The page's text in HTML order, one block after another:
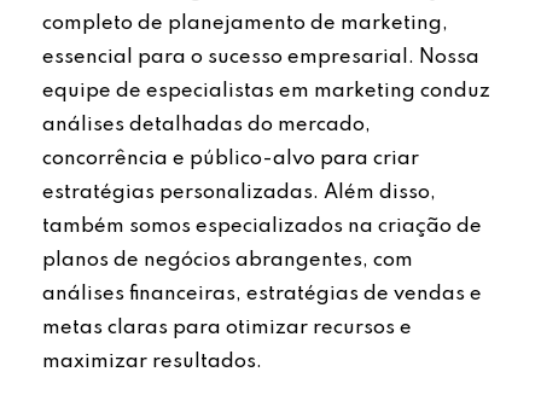
completo de planejamento de marketing,
essencial para o sucesso empresarial. Nossa
equipe de especialistas em marketing conduz
análises detalhadas do mercado,
concorrência e público-alvo para criar
estratégias personalizadas. Além disso,
também somos especializados na criação de
planos de negócios abrangentes, com
análises financeiras, estratégias de vendas e
metas claras para otimizar recursos e
maximizar resultados.